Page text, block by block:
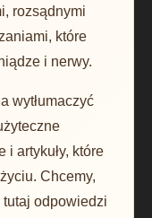
rozsądnymi
które
i nerwy.
wytłumaczyć
i artykuły, które
Chcemy,
tutaj odpowiedzi